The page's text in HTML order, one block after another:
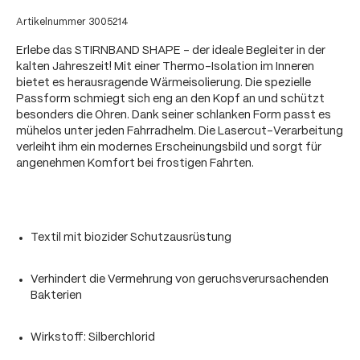
Artikelnummer 3005214
Erlebe das STIRNBAND SHAPE - der ideale Begleiter in der
kalten Jahreszeit! Mit einer Thermo-Isolation im Inneren
bietet es herausragende Wärmeisolierung. Die spezielle
Passform schmiegt sich eng an den Kopf an und schützt
besonders die Ohren. Dank seiner schlanken Form passt es
mühelos unter jeden Fahrradhelm. Die Lasercut-Verarbeitung
verleiht ihm ein modernes Erscheinungsbild und sorgt für
angenehmen Komfort bei frostigen Fahrten.
Textil mit biozider Schutzausrüstung
Verhindert die Vermehrung von geruchsverursachenden
Bakterien
Wirkstoff: Silberchlorid